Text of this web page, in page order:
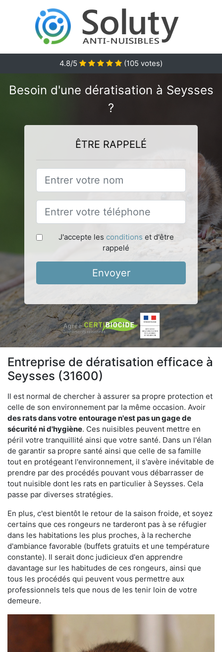
4.8/5 (105 votes)
Besoin d'une dératisation à Seysses
?
ÊTRE RAPPELÉ
J'accepte les conditions et d'être
rappelé
Envoyer
Entreprise de dératisation efficace à
Seysses (31600)
Il est normal de chercher à assurer sa propre protection et
celle de son environnement par la même occasion. Avoir
des rats dans votre entourage n'est pas un gage de
sécurité ni d'hygiène. Ces nuisibles peuvent mettre en
péril votre tranquillité ainsi que votre santé. Dans un l'élan
de garantir sa propre santé ainsi que celle de sa famille
tout en protégeant l'environnement, il s'avère inévitable de
prendre par des procédés pouvant vous débarrasser de
tout nuisible dont les rats en particulier à Seysses. Cela
passe par diverses stratégies.
En plus, c'est bientôt le retour de la saison froide, et soyez
certains que ces rongeurs ne tarderont pas à se réfugier
dans les habitations les plus proches, à la recherche
d'ambiance favorable (buffets gratuits et une température
constante). Il serait donc judicieux d'en apprendre
davantage sur les habitudes de ces rongeurs, ainsi que
tous les procédés qui peuvent vous permettre aux
professionnels tels que nous de les tenir loin de votre
demeure.